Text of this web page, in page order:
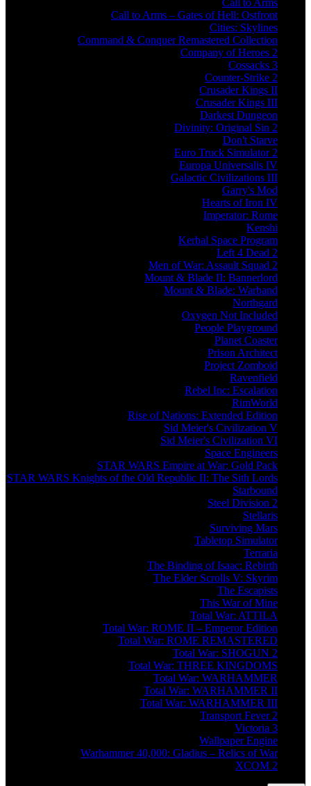
Call to Arms
Call to Arms – Gates of Hell: Ostfront
Cities: Skylines
Command & Conquer Remastered Collection
Company of Heroes 2
Cossacks 3
Counter-Strike 2
Crusader Kings II
Crusader Kings III
Darkest Dungeon
Divinity: Original Sin 2
Don't Starve
Euro Truck Simulator 2
Europa Universalis IV
Galactic Civilizations III
Garry's Mod
Hearts of Iron IV
Imperator: Rome
Kenshi
Kerbal Space Program
Left 4 Dead 2
Men of War: Assault Squad 2
Mount & Blade II: Bannerlord
Mount & Blade: Warband
Northgard
Oxygen Not Included
People Playground
Planet Coaster
Prison Architect
Project Zomboid
Ravenfield
Rebel Inc: Escalation
RimWorld
Rise of Nations: Extended Edition
Sid Meier's Civilization V
Sid Meier's Civilization VI
Space Engineers
STAR WARS Empire at War: Gold Pack
STAR WARS Knights of the Old Republic II: The Sith Lords
Starbound
Steel Division 2
Stellaris
Surviving Mars
Tabletop Simulator
Terraria
The Binding of Isaac: Rebirth
The Elder Scrolls V: Skyrim
The Escapists
This War of Mine
Total War: ATTILA
Total War: ROME II – Emperor Edition
Total War: ROME REMASTERED
Total War: SHOGUN 2
Total War: THREE KINGDOMS
Total War: WARHAMMER
Total War: WARHAMMER II
Total War: WARHAMMER III
Transport Fever 2
Victoria 3
Wallpaper Engine
Warhammer 40,000: Gladius – Relics of War
XCOM 2